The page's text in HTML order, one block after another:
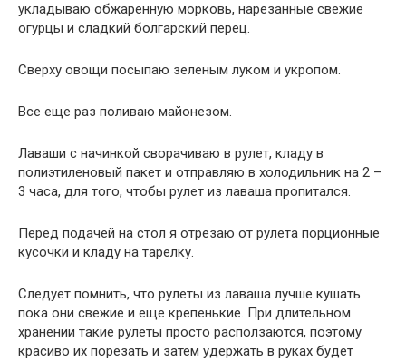
укладываю обжаренную морковь, нарезанные свежие
огурцы и сладкий болгарский перец.
Сверху овощи посыпаю зеленым луком и укропом.
Все еще раз поливаю майонезом.
Лаваши с начинкой сворачиваю в рулет, кладу в
полиэтиленовый пакет и отправляю в холодильник на 2 –
3 часа, для того, чтобы рулет из лаваша пропитался.
Перед подачей на стол я отрезаю от рулета порционные
кусочки и кладу на тарелку.
Следует помнить, что рулеты из лаваша лучше кушать
пока они свежие и еще крепенькие. При длительном
хранении такие рулеты просто расползаются, поэтому
красиво их порезать и затем удержать в руках будет